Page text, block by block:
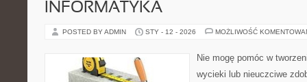
INFORMATYKA
POSTED BY ADMIN STY - 12 - 2026 MOŻLIWOŚĆ
Nie mogę pomóc w
wycieki lub nieuczciwe